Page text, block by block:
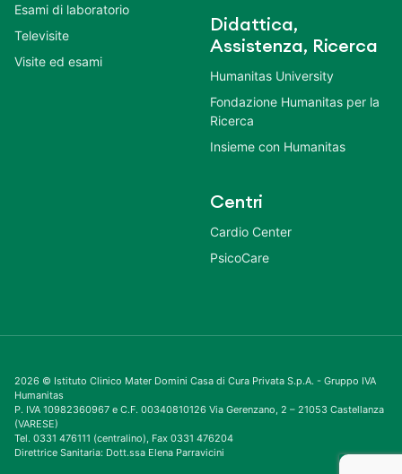
Esami di laboratorio
Televisite
Visite ed esami
Didattica,
Assistenza, Ricerca
Humanitas University
Fondazione Humanitas per la
Ricerca
Insieme con Humanitas
Centri
Cardio Center
PsicoCare
2026 © Istituto Clinico Mater Domini Casa di Cura Privata S.p.A. - Gruppo IVA
Humanitas
P. IVA 10982360967 e C.F. 00340810126 Via Gerenzano, 2 – 21053 Castellanza
(VARESE)
Tel. 0331 476111 (centralino), Fax 0331 476204
Direttrice Sanitaria: Dott.ssa Elena Parravicini